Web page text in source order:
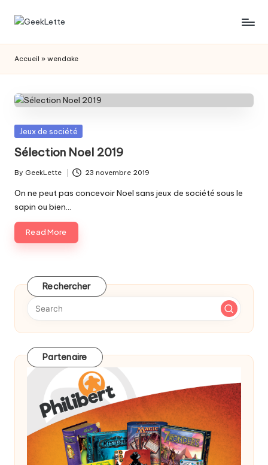
Skip
G
e
e
k
L
e
t
t
e
les
de
société
Accueil » wendake
Posted
Jeux de société
Sélection Noel 2019
Posted
by
By GeekLette 23 novembre 2019
On ne peut pas concevoir Noel sans jeux de société sous le
sapin ou bien…
Read More
Rechercher
Partenaire